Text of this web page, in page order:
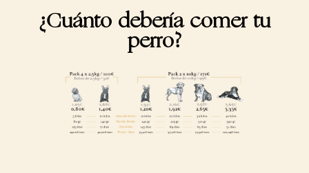
¿Cuánto debería comer tu
perro?